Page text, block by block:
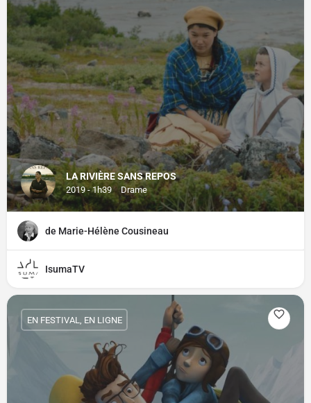
LA RIVIÈRE SANS REPOS
2019 - 1h39 Drame
de Marie-Hélène Cousineau
IsumaTV
EN FESTIVAL, EN LIGNE